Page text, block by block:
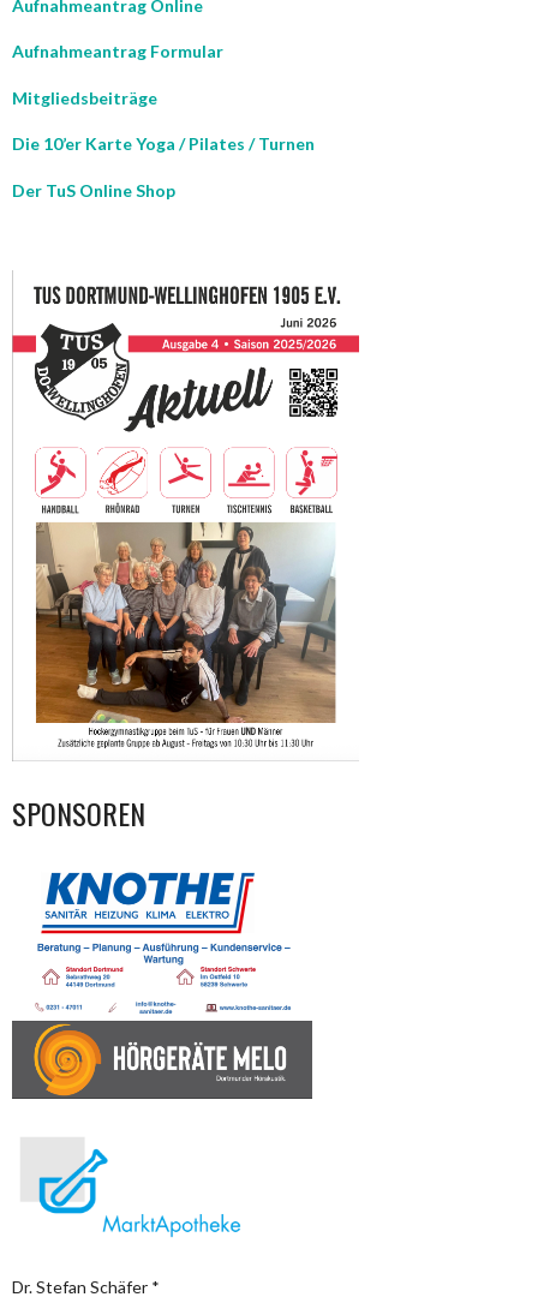
Aufnahmeantrag Online
Aufnahmeantrag Formular
Mitgliedsbeiträge
Die 10’er Karte Yoga / Pilates / Turnen
Der TuS Online Shop
SPONSOREN
Dr. Stefan Schäfer *